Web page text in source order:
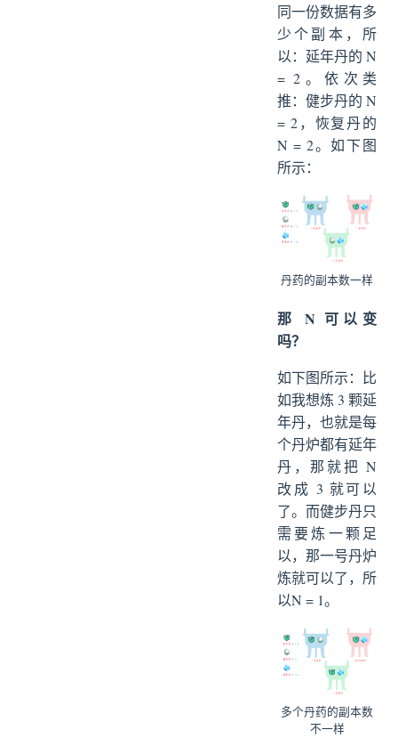
同一份数据有多
少个副本，所
以：延年丹的 N
= 2。依次类
推：健步丹的 N
= 2，恢复丹的
N = 2。如下图
所示：
丹药的副本数一样
那 N 可以变
吗？
如下图所示：比
如我想炼 3 颗延
年丹，也就是每
个丹炉都有延年
丹，那就把 N
改成 3 就可以
了。而健步丹只
需要炼一颗足
以，那一号丹炉
炼就可以了，所
以N = 1。
多个丹药的副本数
不一样